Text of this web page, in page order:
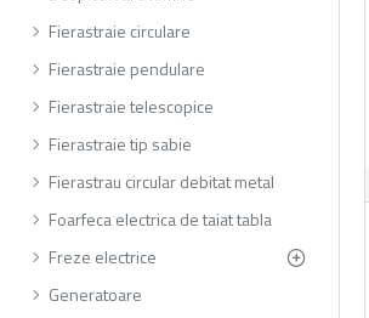
Fierastraie circulare
Fierastraie pendulare
Fierastraie telescopice
Fierastraie tip sabie
Fierastrau circular debitat metal
Foarfeca electrica de taiat tabla
Freze electrice
Generatoare